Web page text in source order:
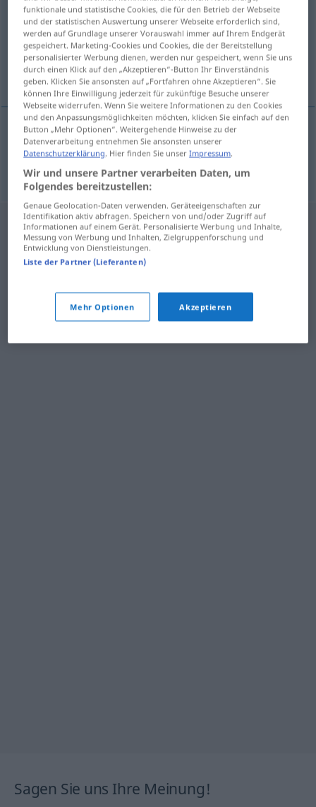
Übersicht aller Übersetzungen
(Für mehr Details die Übersetzung anklicken/antippen)
zurückweichen
(zurück)weichen couvat
Sagen Sie uns Ihre Meinung!
funktionale und statistische Cookies, die für den Betrieb der Webseite
und der statistischen Auswertung unserer Webseite erforderlich sind,
werden auf Grundlage unserer Vorauswahl immer auf Ihrem Endgerät
gespeichert. Marketing-Cookies und Cookies, die der Bereitstellung
personalisierter Werbung dienen, werden nur gespeichert, wenn Sie uns
durch einen Klick auf den „Akzeptieren“-Button Ihr Einverständnis
geben. Klicken Sie ansonsten auf „Fortfahren ohne Akzeptieren“. Sie
können Ihre Einwilligung jederzeit für zukünftige Besuche unserer
Webseite widerrufen. Wenn Sie weitere Informationen zu den Cookies
und den Anpassungsmöglichkeiten möchten, klicken Sie einfach auf den
Button „Mehr Optionen“. Weitergehende Hinweise zu der
Datenverarbeitung entnehmen Sie ansonsten unserer
Datenschutzerklärung . Hier finden Sie unserImpressum
Wir und unsere Partner verarbeiten Daten, um
Folgendes bereitzustellen:
Genaue Geolocation-Daten verwenden. Geräteeigenschaften zur
Identifikation aktiv abfragen. Speichern von und/oder Zugriff auf
Informationen auf einem Gerät. Personalisierte Werbung und Inhalte,
Messung von Werbung und Inhalten, Zielgruppenforschung und
Entwicklung von Dienstleistungen.
Liste der Partner (Lieferanten)
Mehr Optionen Akzeptieren